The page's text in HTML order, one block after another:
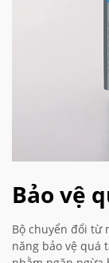
Bảo vệ
Bộ chuyển đổi từ
năng bảo vệ quá